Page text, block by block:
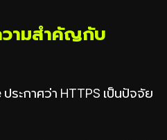
วามสำคัญกับ
ระกาศว่า HTTPS เป็นปัจจัย